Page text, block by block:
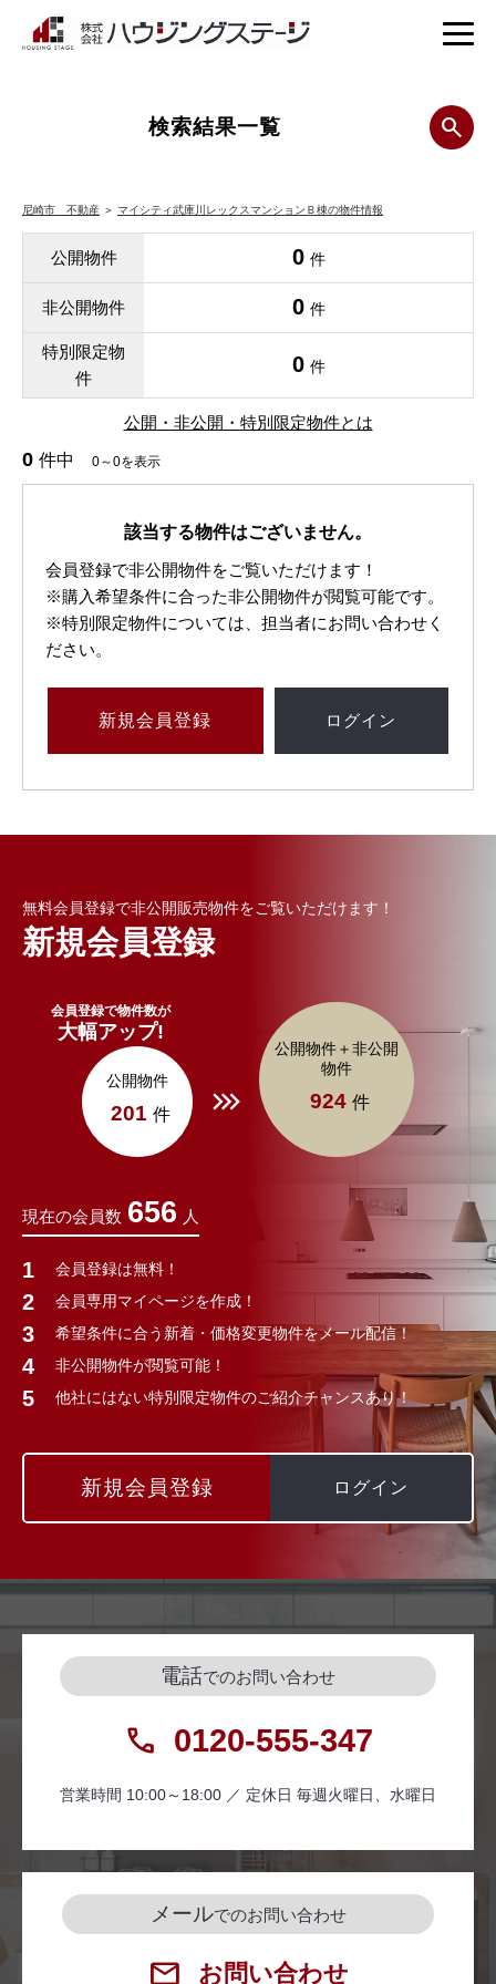
検索結果一覧
尼崎市 不動産 ＞ マイシティ武庫川レックスマンションＢ棟の物件情報
公開物件 0 件
非公開物件 0 件
特別限定物
件
0 件
公開・非公開・特別限定物件とは
0 件中 0～0を表示
該当する物件はございません。
会員登録で非公開物件をご覧いただけます！
※購入希望条件に合った非公開物件が閲覧可能です。
※特別限定物件については、担当者にお問い合わせく
ださい。
新規会員登録 ログイン
無料会員登録で非公開販売物件をご覧いただけます！
新規会員登録
会員登録で物件数が
大幅アップ!
公開物件
201 件
公開物件＋非公開
物件
924 件
現在の会員数 656 人
会員登録は無料！
会員専用マイページを作成！
希望条件に合う新着・価格変更物件をメール配信！
非公開物件が閲覧可能！
他社にはない特別限定物件のご紹介チャンスあり！
新規会員登録 ログイン
電話でのお問い合わせ
0120-555-347
営業時間 10:00～18:00 ／ 定休日 毎週火曜日、水曜日
メールでのお問い合わせ
お問い合わせ